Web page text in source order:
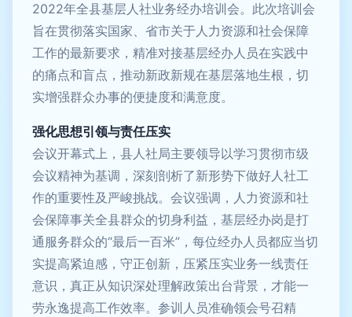
2022年全县基层人社业务经办培训会。此次培训会
旨在贯彻落实国家、省市关于人力资源和社会保障
工作的最新要求，精准对接基层经办人员在实践中
的痛点和盲点，推动新政新规在基层落地生根，切
实增强群众办事的便捷度和满意度。
强化思想引领与责任压实
会议开幕式上，县人社局主要领导以学习贯彻市级
会议精神为基调，深刻剖析了新形势下做好人社工
作的重要性及严峻挑战。会议强调，人力资源和社
会保障事关全县群众的切身利益，基层经办岗是打
通服务群众的“最后一百米”，每位经办人员都应当切
实提高紧迫感，守正创新，压紧压实业务一线责任
意识，真正从知识深处理解政策出台背景，才能一
劳永逸提高工作效率。参训人员准确领会号召精